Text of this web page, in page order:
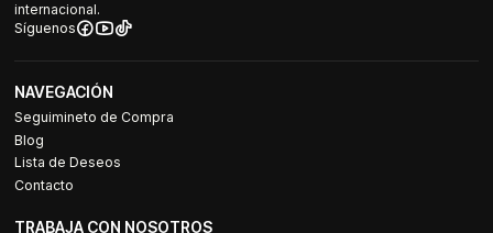
internacional.
Síguenos
NAVEGACIÓN
Seguimineto de Compra
Blog
Lista de Deseos
Contacto
TRABAJA CON NOSOTROS